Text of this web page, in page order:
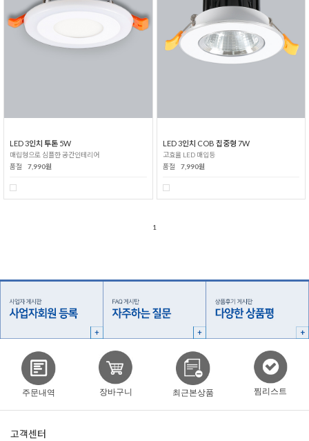
LED 3인치 투톤 5W
매립형으로 심플한 공간인테리어
품절
7,990원
LED 3인치 COB 집중형 7W
고효율 LED 매입등
품절
7,990원
1
주문내역 장바구니 최근본상품 찜리스트
고객센터